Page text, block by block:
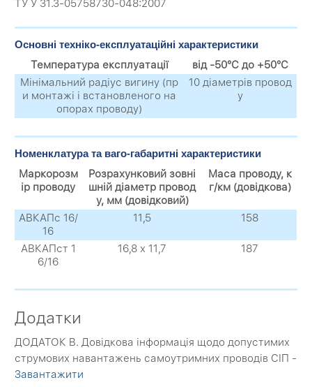
ТУ У 31.3-05758730-048:2007
Основні техніко-експлуатаційні характеристики
Температура експлуатації
від -50°С до +50°С
Мінімальний радіус вигину (пр
и монтажі і встановленого на
опорах проводу)
10 діаметрів провод
у
Номенклатура та ваго-габаритні характеристики
Маркорозм
ір проводу
Розрахунковий зовні
шній діаметр провод
у, мм (довідковий)
Маса проводу, к
г/км (довідкова)
АВКАПс 16/
16
11,5 158
АВКАПст 1
6/16
16,8 х 11,7 187
Додатки
ДОДАТОК B. Довідкова інформація щодо допустимих
струмових навантажень самоутримних проводів СІП -
Завантажити